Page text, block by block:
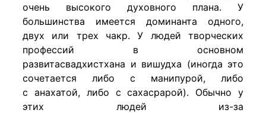
очень высокого духовного плана. У
большинства имеется доминанта одного,
двух или трех чакр. У людей творческих
профессий в основном
развитасвадхистхана и вишудха (иногда это
сочетается либо с манипурой, либо
с анахатой, либо с сахасрарой). Обычно у
этих людей из-за